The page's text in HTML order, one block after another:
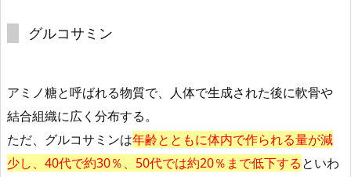
グルコサミン
アミノ糖と呼ばれる物質で、人体で生成された後に軟骨や
結合組織に広く分布する。
ただ、グルコサミンは年齢とともに体内で作られる量が減
少し、 40代で約30％、50代では約20％まで低下するといわ